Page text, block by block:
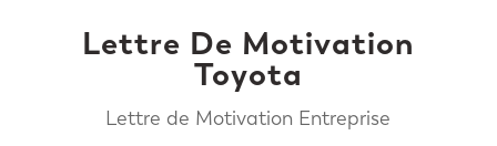
Lettre De Motivation
Toyota
Lettre de Motivation Entreprise